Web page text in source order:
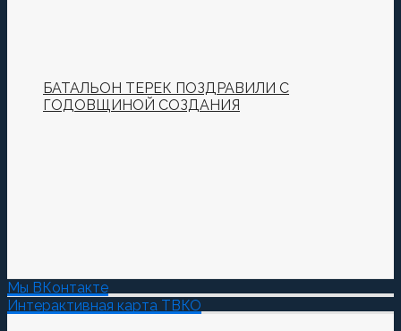
БАТАЛЬОН ТЕРЕК ПОЗДРАВИЛИ С
ГОДОВЩИНОЙ СОЗДАНИЯ
Мы ВКонтакте
Интерактивная карта ТВКО